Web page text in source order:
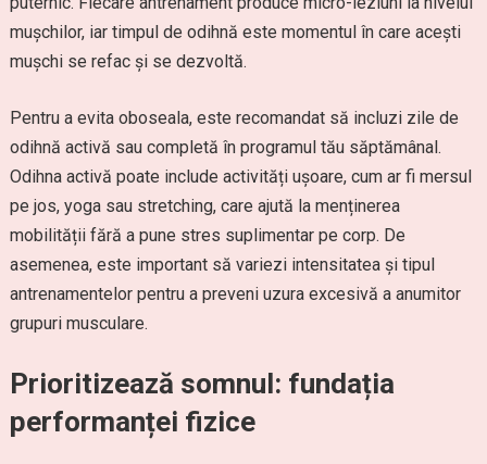
mușchilor, iar timpul de odihnă este momentul în care acești
mușchi se refac și se dezvoltă.
Pentru a evita oboseala, este recomandat să incluzi zile de
odihnă activă sau completă în programul tău săptămânal.
Odihna activă poate include activități ușoare, cum ar fi mersul
pe jos, yoga sau stretching, care ajută la menținerea
mobilității fără a pune stres suplimentar pe corp. De
asemenea, este important să variezi intensitatea și tipul
antrenamentelor pentru a preveni uzura excesivă a anumitor
grupuri musculare.
Prioritizează somnul: fundația
performanței fizice